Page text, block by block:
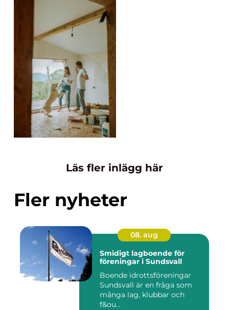
Läs fler inlägg här
Fler nyheter
08. aug
Smidigt lagboende för
föreningar i Sundsvall
Boende idrottsföreningar
Sundsvall är en fråga som
många lag, klubbar och
f&ou...